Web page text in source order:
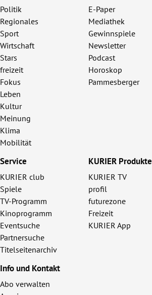
Politik
Regionales
Sport
Wirtschaft
Stars
freizeit
Fokus
Leben
Kultur
Meinung
Klima
Mobilität
E-Paper
Mediathek
Gewinnspiele
Newsletter
Podcast
Horoskop
Pammesberger
Service
KURIER club
Spiele
TV-Programm
Kinoprogramm
Eventsuche
Partnersuche
Titelseitenarchiv
KURIER Produkte
KURIER TV
profil
futurezone
Freizeit
KURIER App
Info und Kontakt
Abo verwalten